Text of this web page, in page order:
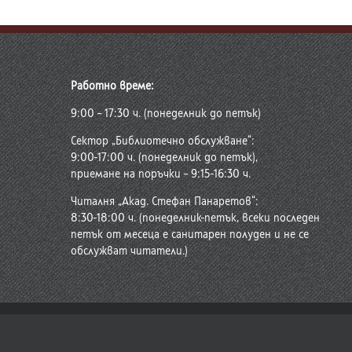
Работно време:
9:00 – 17:30 ч. (понеделник до петък)
Сектор „Библиотечно обслужване“:
9:00-17:00 ч. (понеделник до петък),
приемане на поръчки – 9:15-16:30 ч.
Читалня „Акад. Стефан Панаретов“:
8:30-18:00 ч. (понеделник-петък, всеки последен
петък от месеца е санитарен полуден и не се
обслужват читатели.)